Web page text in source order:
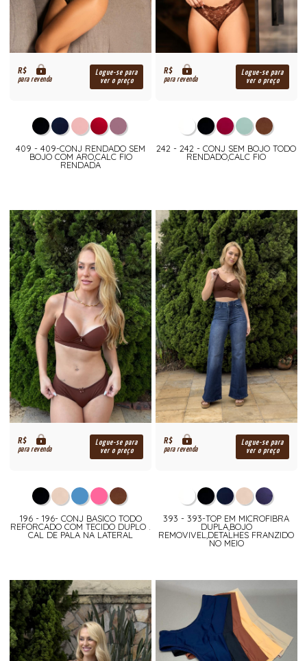
R$
para revenda
Logue-se para
ver o preço
409 - 409-CONJ RENDADO SEM
BOJO COM ARO,CALC FIO
RENDADA
R$
para revenda
Logue-se para
ver o preço
242 - 242 - CONJ SEM BOJO TODO
RENDADO,CALC FIO
R$
para revenda
Logue-se para
ver o preço
196 - 196- CONJ BASICO TODO
REFORCADO COM TECIDO DUPLO .
CAL DE PALA NA LATERAL
R$
para revenda
Logue-se para
ver o preço
393 - 393-TOP EM MICROFIBRA
DUPLA,BOJO
REMOVIVEL,DETALHES FRANZIDO
NO MEIO